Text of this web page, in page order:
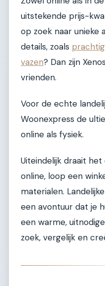
uitstekende prijs-
op zoek naar unieke
details, zoals
vazen? Dan zijn
vrienden.
Voor de echte
Woonexpress de
online als fysiek.
Uiteindelijk draait
online, loop een
materialen.
een avontuur dat je
een warme,
zoek, vergelijk en